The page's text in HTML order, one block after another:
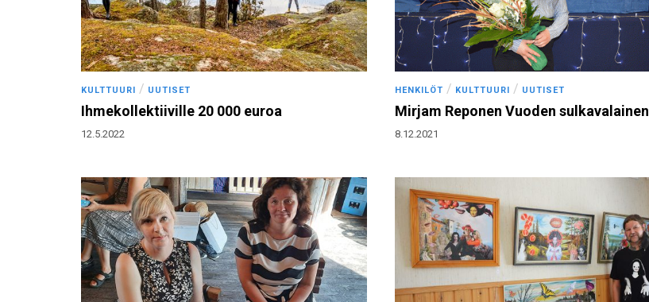
KULTTUURI / UUTISET
Ihmekollektiiville 20 000 euroa
12.5.2022
HENKILÖT / KULTTUURI / UUTISET
Mirjam Reponen Vuoden sulkavalainen
8.12.2021